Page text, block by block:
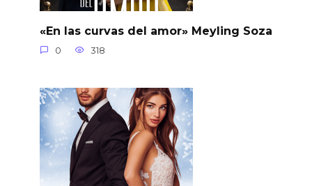
«En las curvas del amor» Meyling Soza
0 318